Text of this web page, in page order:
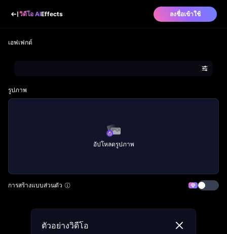
วิดีโอ AIEffects ลงชื่อเข้าใช้
เอฟเฟกต์
รูปภาพ
อัปโหลดรูปภาพ
การสร้างแบบส่วนตัว
ตัวอย่างวิดีโอ